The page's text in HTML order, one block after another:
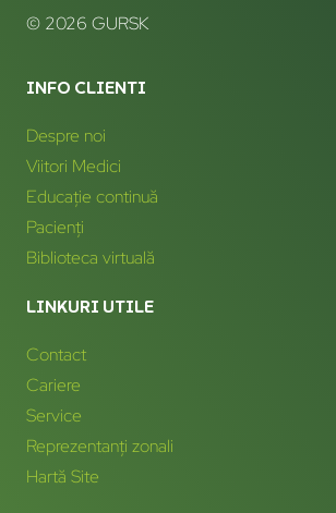
© 2026 GURSK
INFO CLIENTI
Despre noi
Viitori Medici
Educație continuă
Pacienți
Biblioteca virtuală
LINKURI UTILE
Contact
Cariere
Service
Reprezentanți zonali
Hartă Site